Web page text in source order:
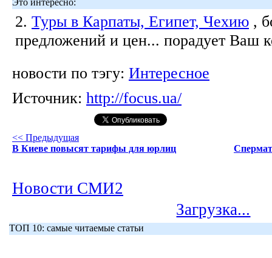
2. Туры в Карпаты, Египет, Чехию ,
предложений и цен... порадует Ваш
новости по тэгу: Интересное
Источник: http://focus.ua/
<< Предыдущая
В Киеве повысят тарифы для юрлиц
Новости СМИ2
Загрузка...
ТОП 10: самые читаемые статьи